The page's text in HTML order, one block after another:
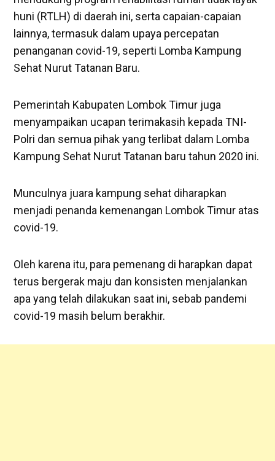
huni (RTLH) di daerah ini, serta capaian-capaian
lainnya, termasuk dalam upaya percepatan
penanganan covid-19, seperti Lomba Kampung
Sehat Nurut Tatanan Baru.
Pemerintah Kabupaten Lombok Timur juga
menyampaikan ucapan terimakasih kepada TNI-
Polri dan semua pihak yang terlibat dalam Lomba
Kampung Sehat Nurut Tatanan baru tahun 2020 ini.
Munculnya juara kampung sehat diharapkan
menjadi penanda kemenangan Lombok Timur atas
covid-19.
Oleh karena itu, para pemenang di harapkan dapat
terus bergerak maju dan konsisten menjalankan
apa yang telah dilakukan saat ini, sebab pandemi
covid-19 masih belum berakhir.